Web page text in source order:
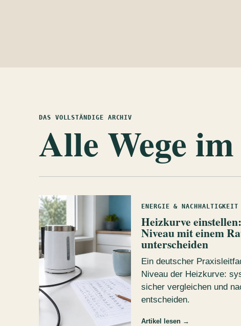
DAS VOLLSTÄNDIGE ARCHIV
Alle Wege
ENERGIE & NACHHALTIGKEIT
Heizkurve
Niveau mit einem
unterscheiden
Ein deutscher
Niveau der Heizkurve:
sicher vergleichen und
entscheiden.
Artikel lesen →